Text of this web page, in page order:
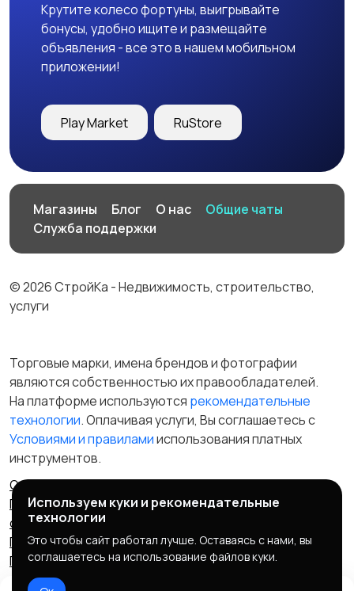
Охрана и
сигнализации
Другое
Крутите колесо фортуны, выигрывайте
бонусы, удобно ищите и размещайте
объявления - все это в нашем мобильном
приложении!
Play Market RuStore
Магазины Блог О нас
Общие чаты
Служба поддержки
© 2026 СтройКа - Недвижимость, строительство,
услуги
Торговые марки, имена брендов и фотографии
являются собственностью их правообладателей.
На платформе используются рекомендательные
технологии. Оплачивая услуги, Вы соглашаетесь c
Условиями и правиламииспользования платных
инструментов.
Отказ от ответственности
Правила сервиса
Политика конфиденциальности
Пользовательское
соглашение
Запрещенные товары/услуги
Правообладателям
Партнерская программа
Политика cookie
Используем куки и рекомендательные
технологии
Это чтобы сайт работал лучше. Оставаясь с нами, вы
соглашаетесь на использование файлов куки.